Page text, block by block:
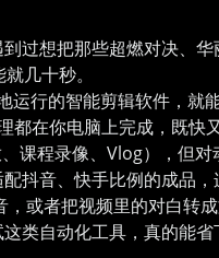
过想把那些超燃对决、
几十秒。
运行的智能剪辑软件，就
在你电脑上完成，既快
课程录像、Vlog），但
抖音、快手比例的成品，
或者把视频里的对白
类自动化工具，真的能省